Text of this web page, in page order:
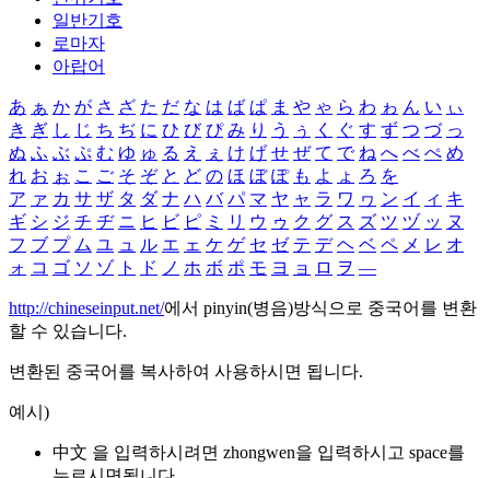
일반기호
로마자
아랍어
あ ぁ か が さ ざ た だ な は ば ぱ ま や ゃ ら わ ゎ ん い ぃ
き ぎ し じ ち ぢ に ひ び ぴ み り う ぅ く ぐ す ず つ づ っ
ぬ ふ ぶ ぷ む ゆ ゅ る え ぇ け げ せ ぜ て で ね へ べ ぺ め
れ お ぉ こ ご そ ぞ と ど の ほ ぼ ぽ も よ ょ ろ を
ア ァ カ サ ザ タ ダ ナ ハ バ パ マ ヤ ャ ラ ワ ヮ ン イ ィ キ
ギ シ ジ チ ヂ ニ ヒ ビ ピ ミ リ ウ ゥ ク グ ス ズ ツ ヅ ッ ヌ
フ ブ プ ム ユ ュ ル エ ェ ケ ゲ セ ゼ テ デ ヘ ベ ペ メ レ オ
ォ コ ゴ ソ ゾ ト ド ノ ホ ボ ポ モ ヨ ョ ロ ヲ ―
http://chineseinput.net/에서 pinyin(병음)방식으로 중국어를 변환
할 수 있습니다.
변환된 중국어를 복사하여 사용하시면 됩니다.
예시)
中文 을 입력하시려면 zhongwen을 입력하시고 space를